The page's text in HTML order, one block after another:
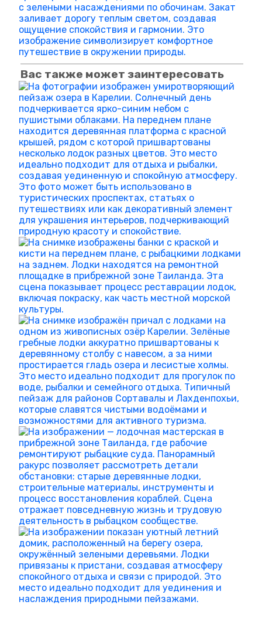
Вас также может заинтересовать